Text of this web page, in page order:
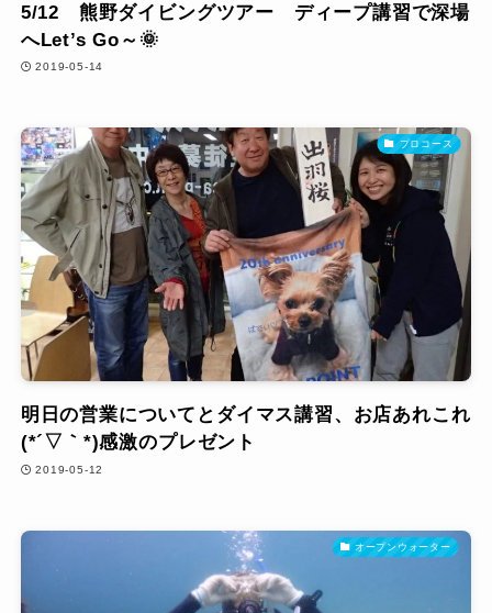
5/12 熊野ダイビングツアー ディープ講習で深場
へLet’s Go～🌞
2019-05-14
プロコース
明日の営業についてとダイマス講習、お店あれこれ
(*´▽｀*)感激のプレゼント
2019-05-12
オープンウォーター